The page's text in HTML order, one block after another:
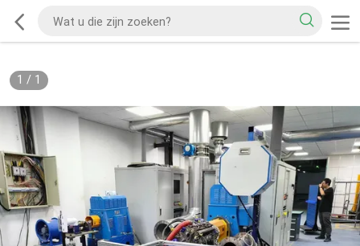
1 / 1